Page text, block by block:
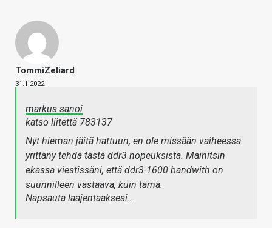
TommiZeliard
31.1.2022
markus sanoi
katso liitettä 783137
Nyt hieman jäitä hattuun, en ole missään vaiheessa
yrittäny tehdä tästä ddr3 nopeuksista. Mainitsin
ekassa viestissäni, että ddr3-1600 bandwith on
suunnilleen vastaava, kuin tämä.
Napsauta laajentaaksesi…